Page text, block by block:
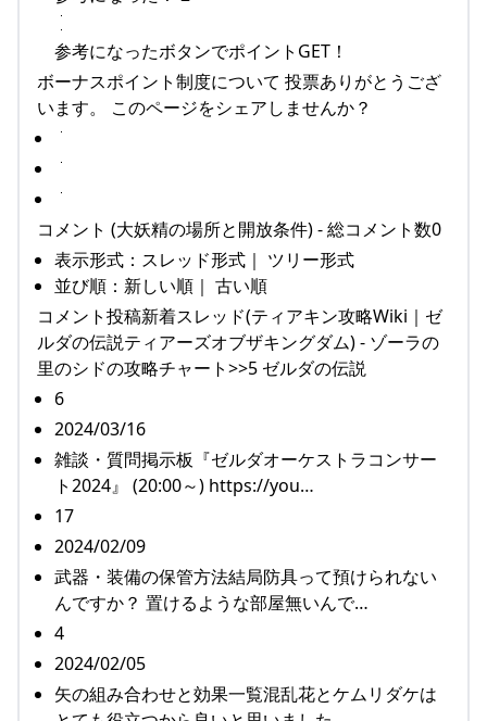
参考になったボタンでポイントGET！
ボーナスポイント制度について 投票ありがとうござ
います。 このページをシェアしませんか？
コメント (大妖精の場所と開放条件) - 総コメント数0
表示形式：スレッド形式｜ ツリー形式
並び順：新しい順｜ 古い順
コメント投稿新着スレッド(ティアキン攻略Wiki｜ゼ
ルダの伝説ティアーズオブザキングダム) - ゾーラの
里のシドの攻略チャート>>5 ゼルダの伝説
6
2024/03/16
雑談・質問掲示板『ゼルダオーケストラコンサー
ト2024』 (20:00～) https://you…
17
2024/02/09
武器・装備の保管方法結局防具って預けられない
んですか？ 置けるような部屋無いんで…
4
2024/02/05
矢の組み合わせと効果一覧混乱花とケムリダケは